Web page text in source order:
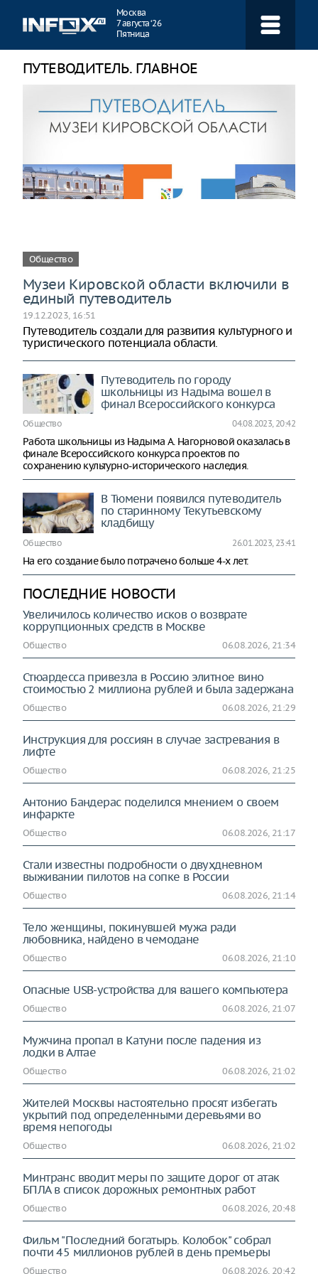
Москва
7 августа ‘26
Пятница
ПУТЕВОДИТЕЛЬ. ГЛАВНОЕ
Общество
Музеи Кировской области включили в
единый путеводитель
19.12.2023, 16:51
Путеводитель создали для развития культурного и
туристического потенциала области.
Путеводитель по городу
школьницы из Надыма вошел в
финал Всероссийского конкурса
Общество 04.08.2023, 20:42
Работа школьницы из Надыма А. Нагорновой оказалась в
финале Всероссийского конкурса проектов по
сохранению культурно-исторического наследия.
В Тюмени появился путеводитель
по старинному Текутьевскому
кладбищу
Общество 26.01.2023, 23:41
На его создание было потрачено больше 4-х лет.
ПОСЛЕДНИЕ НОВОСТИ
Увеличилось количество исков о возврате
коррупционных средств в Москве
Общество 06.08.2026, 21:34
Стюардесса привезла в Россию элитное вино
стоимостью 2 миллиона рублей и была задержана
Общество 06.08.2026, 21:29
Инструкция для россиян в случае застревания в
лифте
Общество 06.08.2026, 21:25
Антонио Бандерас поделился мнением о своем
инфаркте
Общество 06.08.2026, 21:17
Стали известны подробности о двухдневном
выживании пилотов на сопке в России
Общество 06.08.2026, 21:14
Тело женщины, покинувшей мужа ради
любовника, найдено в чемодане
Общество 06.08.2026, 21:10
Опасные USB-устройства для вашего компьютера
Общество 06.08.2026, 21:07
Мужчина пропал в Катуни после падения из
лодки в Алтае
Общество 06.08.2026, 21:02
Жителей Москвы настоятельно просят избегать
укрытий под определёнными деревьями во
время непогоды
Общество 06.08.2026, 21:02
Минтранс вводит меры по защите дорог от атак
БПЛА в список дорожных ремонтных работ
Общество 06.08.2026, 20:48
Фильм "Последний богатырь. Колобок" собрал
почти 45 миллионов рублей в день премьеры
Общество 06.08.2026, 20:42